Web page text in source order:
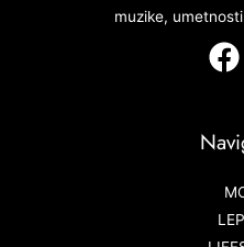
muzike,